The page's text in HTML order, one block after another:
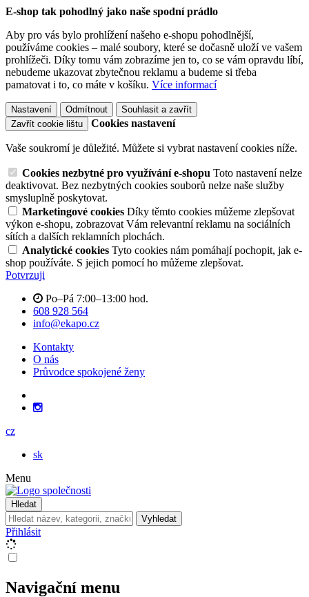
E-shop tak pohodlný jako naše spodní prádlo
Aby pro vás bylo prohlížení našeho e-shopu pohodlnější,
používáme cookies – malé soubory, které se dočasně uloží ve vašem
prohlížeči. Díky tomu vám zobrazíme jen to, co se vám opravdu líbí,
nebudeme ukazovat zbytečnou reklamu a budeme si třeba
pamatovat i to, co máte v košíku. Více informací
Nastavení Odmítnout
Souhlasit a zavřít
Zavřít cookie lištu
Cookies nastavení
Vaše soukromí je důležité. Můžete si vybrat nastavení cookies níže.
Cookies nezbytné pro využívání e-shopu Toto nastavení nelze
deaktivovat. Bez nezbytných cookies souborů nelze naše služby
smysluplně poskytovat.
Marketingové cookies Díky těmto cookies můžeme zlepšovat
výkon e-shopu, zobrazovat Vám relevantní reklamu na sociálních
sítích a dalších reklamních plochách.
Analytické cookies Tyto cookies nám pomáhají pochopit, jak e-
shop používáte. S jejich pomocí ho můžeme zlepšovat.
Potvrzuji
Po–Pá 7:00–13:00 hod.
608 928 564
info@ekapo.cz
Kontakty
O nás
Průvodce spokojené ženy
cz
sk
Menu
Hledat
Vyhledat
Přihlásit
Navigační menu